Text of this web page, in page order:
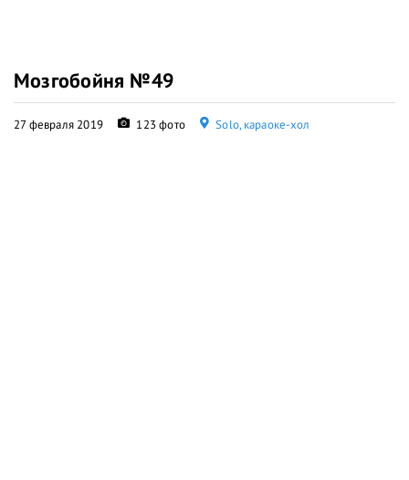
Мозгобойня №49
27 февраля 2019 123 фото Solo, караоке-хол